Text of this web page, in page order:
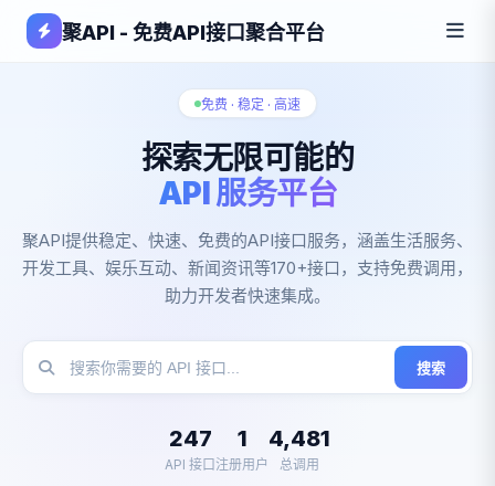
聚API - 免费API接口聚合平台
免费 · 稳定 · 高速
探索无限可能的
API 服务平台
聚API提供稳定、快速、免费的API接口服务，涵盖生活服务、
开发工具、娱乐互动、新闻资讯等170+接口，支持免费调用，
助力开发者快速集成。
搜索
247
API 接口
1
注册用户
4,481
总调用